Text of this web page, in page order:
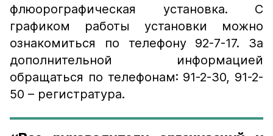
флюорографическая установка. С
графиком работы установки можно
ознакомиться по телефону 92-7-17. За
дополнительной информацией
обращаться по телефонам: 91-2-30, 91-2-
50 – регистратура.